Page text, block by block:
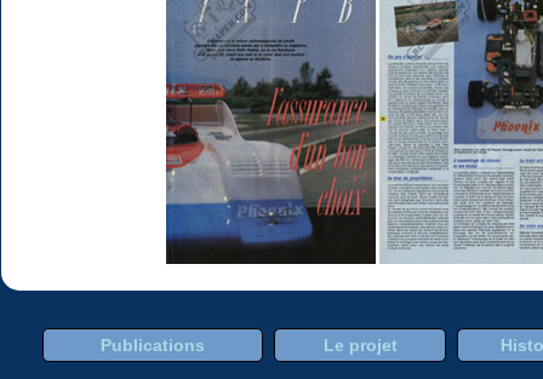
Publications Le projet